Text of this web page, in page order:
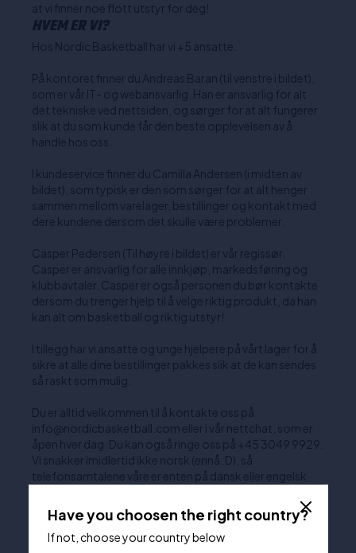
at vi finner noe flott utstyr for deg!
HVEM ER VI?
Hos Nordic Basketball har vi +5 ansatte.
På kontoret finner du Andreas Baran (til venstre i bildet),
som er vår IT- og webansvarlig. Han er ansvarlig for alt
det tekniske ved nettsiden, og sørger for at alt fungerer
slik at du som kunde får den beste opplevelsen av å
handle hos oss.
I kundeservice finner du Camilla Andersen (i midten av
bildet), som typisk er den som sørger for at alt henger
sammen mellom varelager, bestillinger og kontakt med
dere kundene dersom det skulle være problemer.
Casper Pedersen (Til høyre i bildet) er vår regissør.
Casper er ansvarlig for alle innkjøp, markedsføring og
klubbavtaler. Casper er også personen du bør kontakte
dersom du trenger hjelp til å velge riktig produkt, da han
kan alt om basketball og riktig utstyr!
I tillegg har vi ansatte og unge hjelpere på vårt lager for å
sikre at alle dine bestillinger pakkes slik at de kan sendes
så raskt som mulig.
Du er alltid velkommen til å kontakte oss på
info@nordicbasketball.com eller i vår nettchat, som er
åpen hver dag. Du kan også ringe oss på +45 3049 9929.
Vi snakker imidlertid ikke norsk (ennå :D), så
telefonsamtalene våre er enten på dansk eller engelsk.
Have you choosen the right country?
If not, choose your country below